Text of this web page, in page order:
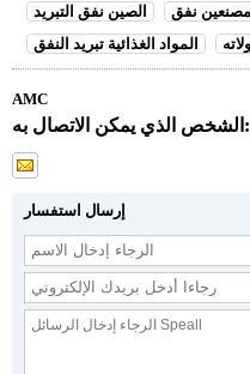
نفق
الصين نفق التبريد
المواد الغذائية تبريد النفق
AMC
الشخص الذي يمكن الاتصال به:
إرسال استفسار